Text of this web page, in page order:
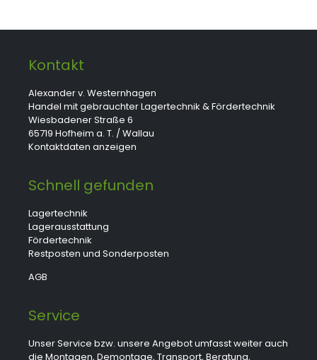
Kontakt
Alexander v. Westernhagen
Handel mit gebrauchter Lagertechnik & Fördertechnik
Wiesbadener Straße 6
65719 Hofheim a. T. / Wallau
Kontaktdaten anzeigen
Schnell gefunden
Lagertechnik
Lagerausstattung
Fördertechnik
Restposten und Sonderposten
AGB
Service
Unser Service bzw. unsere Angebot umfasst weiter auch
die Montagen, Demontage, Transport, Beratung,